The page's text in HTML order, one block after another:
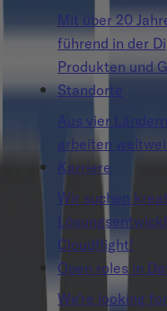
Mit über 20
führend in der
Produkten und
Standorte
Aus vier
arbeiten
Karriere
Wir suchen
Cloudflight!
Open roles in
We’re looking